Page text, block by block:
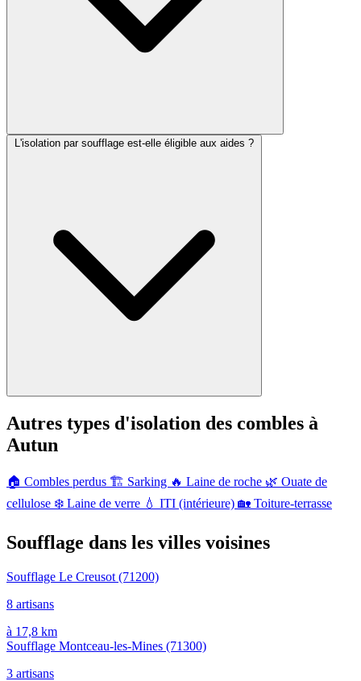
L'isolation par soufflage est-elle éligible aux aides ?
Autres types d'isolation des combles à
Autun
🏠 Combles perdus 🏗️ Sarking 🔥 Laine de roche 🌿 Ouate de
cellulose ❄️ Laine de verre 💧 ITI (intérieure) 🏡 Toiture-terrasse
Soufflage dans les villes voisines
Soufflage Le Creusot (71200)
8 artisans
à 17,8 km
Soufflage Montceau-les-Mines (71300)
3 artisans